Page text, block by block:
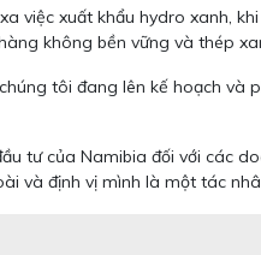
việc xuất khẩu hydro xanh,
không bền vững và thép
tôi đang lên kế hoạch
tư của Namibia đối với các
và định vị mình là một tác